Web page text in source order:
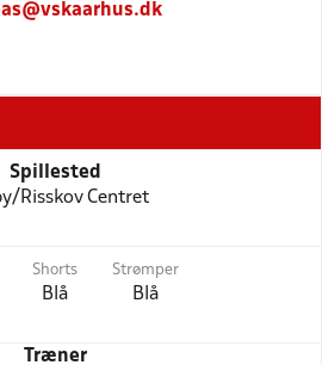
Spillested
Risskov Centret
Shorts
Blå
Strømper
Blå
Træner